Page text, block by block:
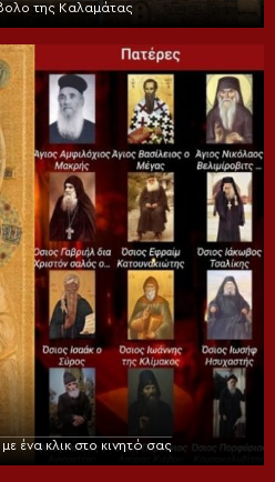
της Καλαμάτας
ένα κλικ στο κινητό σας